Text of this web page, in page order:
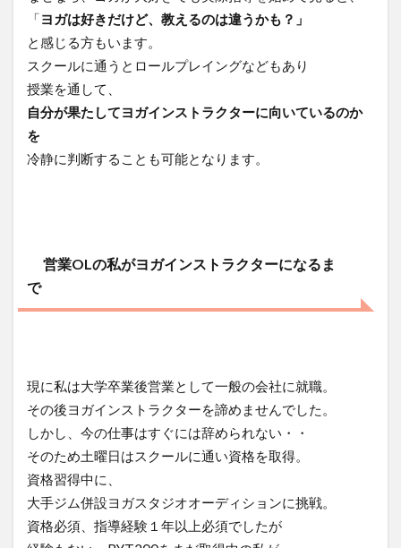
「ヨガは好きだけど、教えるのは違うかも？」
と感じる方もいます。
スクールに通うとロールプレイングなどもあり
授業を通して、
自分が果たしてヨガインストラクターに向いているのか
を
冷静に判断することも可能となります。
営業OLの私がヨガインストラクターになるま
で
現に私は大学卒業後営業として一般の会社に就職。
その後ヨガインストラクターを諦めませんでした。
しかし、今の仕事はすぐには辞められない・・
そのため土曜日はスクールに通い資格を取得。
資格習得中に、
大手ジム併設ヨガスタジオオーディションに挑戦。
資格必須、指導経験１年以上必須でしたが